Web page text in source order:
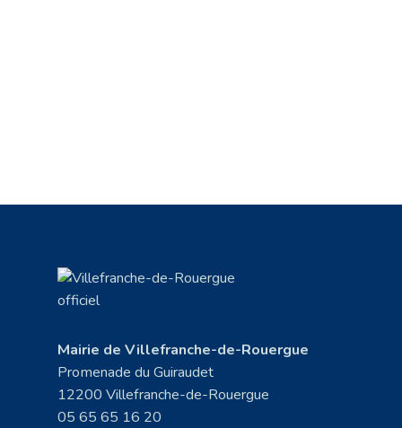
Mairie de Villefranche-de-Rouergue
Promenade du Guiraudet
12200 Villefranche-de-Rouergue
05 65 65 16 20